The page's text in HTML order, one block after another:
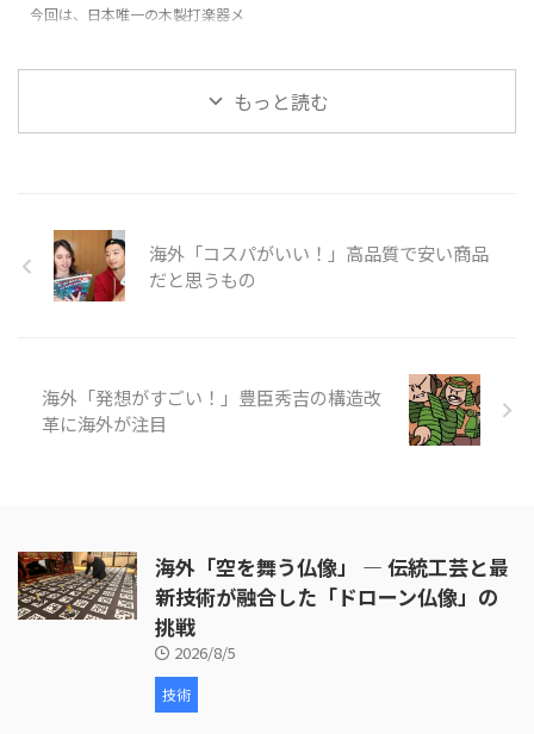
を除去し、温度を適切に管理しま
型から鋳造物を取り出しま ...
の手仕事や精密な機械加工が、製
品の品質と美しさを生み出す過程
今回は、日本唯一の木製打楽器メ
タンバリンや他の打楽器の製造プ
ロセスを見ることができます。
出し、穴あけ、ジングルの取り付
けなど、細部にわたる丹念な作業
が行われています。 次に、皮革の
取り付けが行われます。ここで
した技術が必要 ...
もっと読む
海外「コスパがいい！」高品質で安い商品
だと思うもの
海外「発想がすごい！」豊臣秀吉の構造改
革に海外が注目
海外「空を舞う仏像」 ― 伝統工芸と最
新技術が融合した「ドローン仏像」の
挑戦
2026/8/5
技術